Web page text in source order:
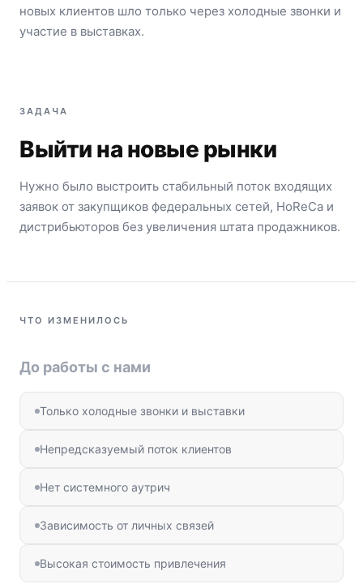
новых клиентов шло только через холодные звонки и
участие в выставках.
ЗАДАЧА
Выйти на новые рынки
Нужно было выстроить стабильный поток входящих
заявок от закупщиков федеральных сетей, HoReCa и
дистрибьюторов без увеличения штата продажников.
ЧТО ИЗМЕНИЛОСЬ
До работы с нами
Только холодные звонки и выставки
Непредсказуемый поток клиентов
Нет системного аутрич
Зависимость от личных связей
Высокая стоимость привлечения